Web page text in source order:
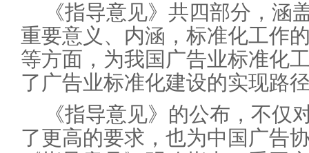
《指导意见》共四部分，涵
重要意义、内涵，标准化工作
等方面，为我国广告业标准化
了广告业标准化建设的实现路
《指导意见》的公布，不仅
了更高的要求，也为中国广告